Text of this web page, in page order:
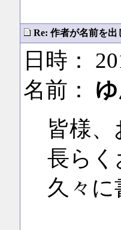
Re: 作者が名前を
日時：
名前：
皆様
長らく
久々